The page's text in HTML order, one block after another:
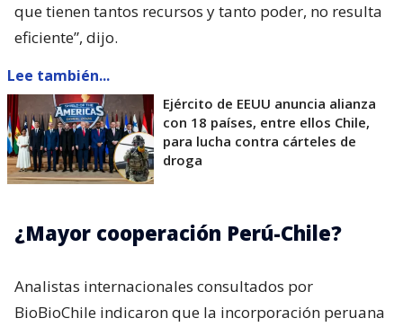
que tienen tantos recursos y tanto poder, no resulta
eficiente”, dijo.
Lee también...
Ejército de EEUU anuncia alianza
con 18 países, entre ellos Chile,
para lucha contra cárteles de
droga
¿Mayor cooperación Perú-Chile?
Analistas internacionales consultados por
BioBioChile indicaron que la incorporación peruana